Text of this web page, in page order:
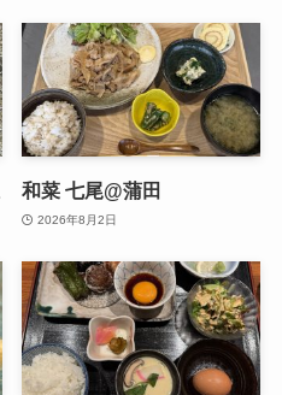
和菜 七尾@蒲田
2026年8月2日